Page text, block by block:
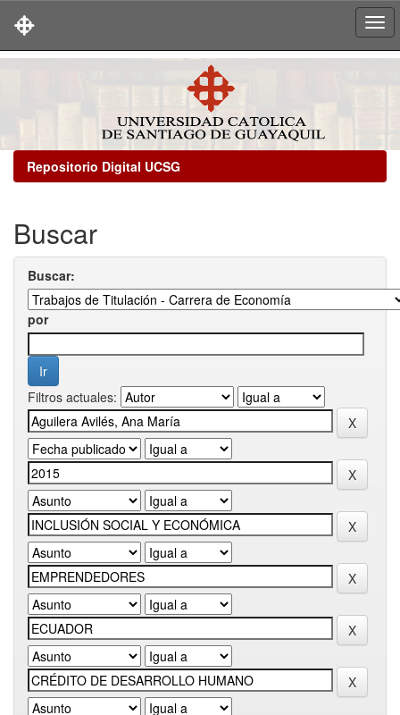
Repositorio Digital UCSG
Buscar
Buscar:
por
Filtros actuales: